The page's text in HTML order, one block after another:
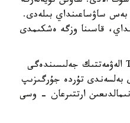
بەس ساۋساعىنداي بىلەدى.
قاسىنا وزگە ەشكىمدى
تاڭشولپان فايزراحمانوۆا Tik-Tok الەۋمەتتىك جەلىسىندەگى
بەلسەندى تۇردە جۇرگىزىپ
ارتتىرعان - وسى